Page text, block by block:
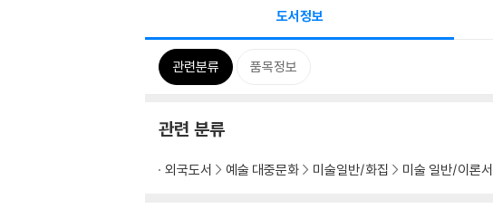
도서정보
관련분류 품목정보
관련 분류
외국도서 예술 대중문화 미술일반/화집 미술 일반/이론서